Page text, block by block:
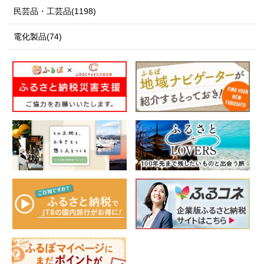
民芸品・工芸品(1198)
電化製品(74)